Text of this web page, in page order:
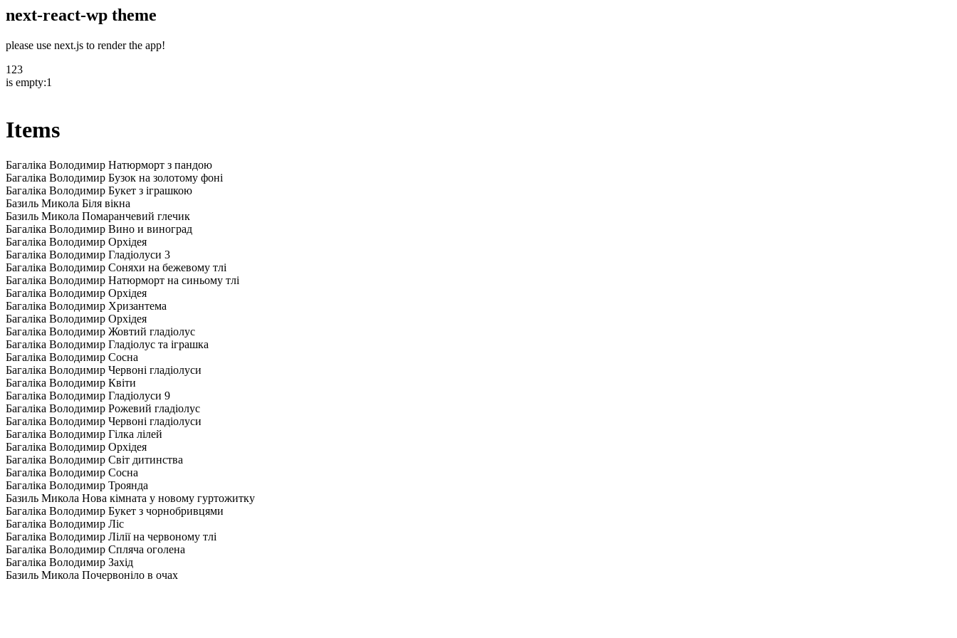
next-react-wp theme
please use next.js to render the app!
123
is empty:1
Items
Багаліка Володимир Натюрморт з пандою
Багаліка Володимир Бузок на золотому фоні
Багаліка Володимир Букет з іграшкою
Базиль Микола Біля вікна
Базиль Микола Помаранчевий глечик
Багаліка Володимир Вино и виноград
Багаліка Володимир Орхідея
Багаліка Володимир Гладіолуси 3
Багаліка Володимир Соняхи на бежевому тлі
Багаліка Володимир Натюрморт на синьому тлі
Багаліка Володимир Орхідея
Багаліка Володимир Хризантема
Багаліка Володимир Орхідея
Багаліка Володимир Жовтий гладіолус
Багаліка Володимир Гладіолус та іграшка
Багаліка Володимир Сосна
Багаліка Володимир Червоні гладіолуси
Багаліка Володимир Квіти
Багаліка Володимир Гладіолуси 9
Багаліка Володимир Рожевий гладіолус
Багаліка Володимир Червоні гладіолуси
Багаліка Володимир Гілка лілей
Багаліка Володимир Орхідея
Багаліка Володимир Світ дитинства
Багаліка Володимир Сосна
Багаліка Володимир Троянда
Базиль Микола Нова кімната у новому гуртожитку
Багаліка Володимир Букет з чорнобривцями
Багаліка Володимир Ліс
Багаліка Володимир Лілії на червоному тлі
Багаліка Володимир Спляча оголена
Багаліка Володимир Захід
Базиль Микола Почервоніло в очах